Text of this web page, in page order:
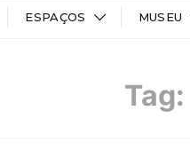
ESPAÇOS MUSEU
Tag: